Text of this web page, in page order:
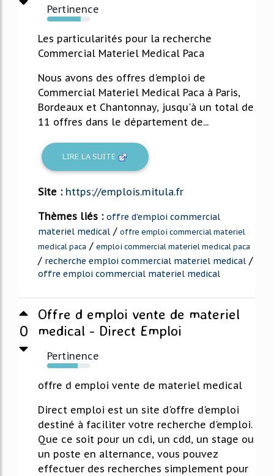
Pertinence
78%
Les particularités pour la recherche
Commercial Materiel Medical Paca
Nous avons des offres d'emploi de
Commercial Materiel Medical Paca à Paris,
Bordeaux et Chantonnay, jusqu'à un total de
11 offres dans le département de...
LIRE LA SUITE
Site : https://emplois.mitula.fr
Thèmes liés : offre d'emploi commercial
materiel medical / offre emploi commercial materiel
medical paca / emploi commercial materiel medical paca
/ recherche emploi commercial materiel medical /
offre emploi commercial materiel medical
0
Offre d emploi vente de materiel
medical - Direct Emploi
Pertinence
72%
offre d emploi vente de materiel medical
Direct emploi est un site d'offre d'emploi
destiné à faciliter votre recherche d'emploi.
Que ce soit pour un cdi, un cdd, un stage ou
un poste en alternance, vous pouvez
effectuer des recherches simplement pour